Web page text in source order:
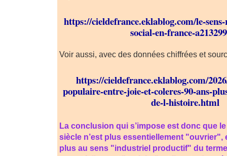
https://cieldefrance.eklablog.com/le-
social-en-france-
Voir aussi, avec des données chiffrées et
https://cieldefrance.eklablog.com/
populaire-entre-joie-et-coleres-90-ans-
de-l-histoire.html
La conclusion qui s’impose est donc que
siècle n’est plus essentiellement "ouvrier",
plus au sens "industriel productif" du